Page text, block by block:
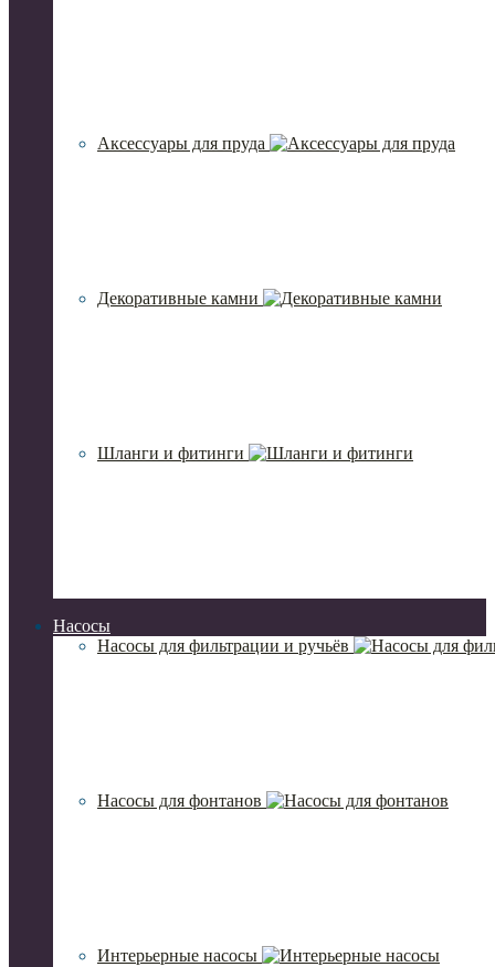
Аксессуары для пруда
Декоративные камни
Шланги и фитинги
Насосы
Насосы для фильтрации и ручьёв
Насосы для фонтанов
Интерьерные насосы